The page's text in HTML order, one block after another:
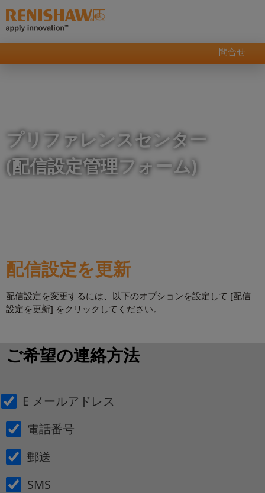
問合せ
プリファレンスセンター
(配信設定管理フォーム)
配信設定を更新
配信設定を変更するには、以下のオプションを設定して [配信
設定を更新] をクリックしてください。
ご希望の連絡方法
E メールアドレス
電話番号
郵送
SMS